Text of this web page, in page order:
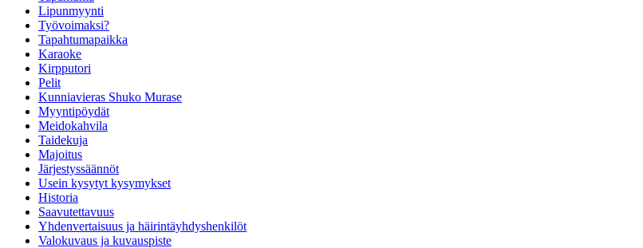
Lipunmyynti
Työvoimaksi?
Tapahtumapaikka
Karaoke
Kirpputori
Pelit
Kunniavieras Shuko Murase
Myyntipöydät
Meidokahvila
Taidekuja
Majoitus
Järjestyssäännöt
Usein kysytyt kysymykset
Historia
Saavutettavuus
Yhdenvertaisuus ja häirintäyhdyshenkilöt
Valokuvaus ja kuvauspiste